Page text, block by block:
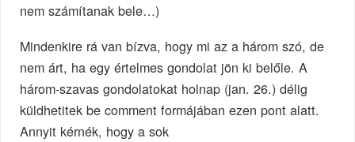
nem számítanak bele…)
Mindenkire rá van bízva, hogy mi az a három szó, de
nem árt, ha egy értelmes gondolat jön ki belőle. A
három-szavas gondolatokat holnap (jan. 26.) délig
küldhetitek be comment formájában ezen pont alatt.
Annyit kérnék, hogy a sok